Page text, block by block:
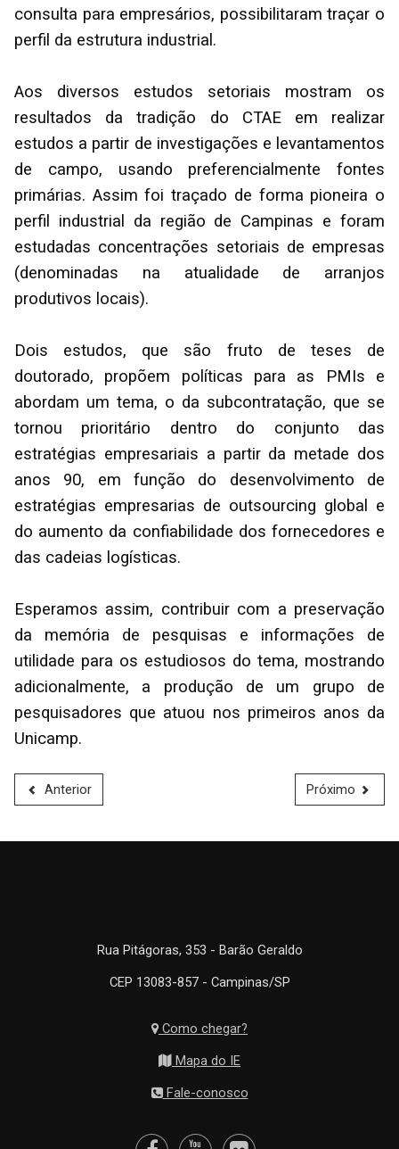
consulta para empresários, possibilitaram traçar o
perfil da estrutura industrial.
Aos diversos estudos setoriais mostram os
resultados da tradição do CTAE em realizar
estudos a partir de investigações e levantamentos
de campo, usando preferencialmente fontes
primárias. Assim foi traçado de forma pioneira o
perfil industrial da região de Campinas e foram
estudadas concentrações setoriais de empresas
(denominadas na atualidade de arranjos
produtivos locais).
Dois estudos, que são fruto de teses de
doutorado, propõem políticas para as PMIs e
abordam um tema, o da subcontratação, que se
tornou prioritário dentro do conjunto das
estratégias empresariais a partir da metade dos
anos 90, em função do desenvolvimento de
estratégias empresarias de outsourcing global e
do aumento da confiabilidade dos fornecedores e
das cadeias logísticas.
Esperamos assim, contribuir com a preservação
da memória de pesquisas e informações de
utilidade para os estudiosos do tema, mostrando
adicionalmente, a produção de um grupo de
pesquisadores que atuou nos primeiros anos da
Unicamp.
Anterior Próximo
Rua Pitágoras, 353 - Barão Geraldo
CEP 13083-857 - Campinas/SP
Como chegar?
Mapa do IE
Fale-conosco